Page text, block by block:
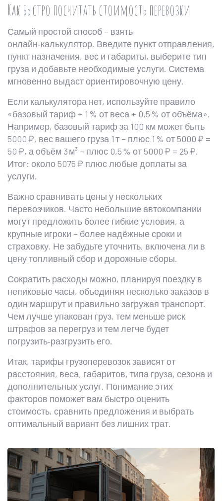
Как быстро посчитать стоимость перевозки
Самый простой способ – взять
онлайн‑калькулятор. Введите пункт отправления,
пункт назначения, вес и габариты, выберите тип
груза и добавьте необходимые услуги. Система
мгновенно выдаст ориентировочную цену.
Если калькулятора нет, используйте правило
«базовый тариф + 1 % от веса + 0,5 % от объёма».
Например, базовый тариф за 100 км может быть
5000 ₽, вес вашего груза 1 т – плюс 1 % от 5000 ₽ =
50 ₽, а объём 3 м³ – плюс 0,5 % от 5000 ₽ = 25 ₽.
Итог: около 5075 ₽ плюс любые доплаты за
услуги.
Важно сравнивать цены у нескольких
перевозчиков. Часто небольшие автокомпании
могут предложить более гибкие условия, а
крупные игроки – более надёжные сроки и
страховку. Не забудьте уточнить, включена ли в
цену топливный сбор и дорожные сборы.
Сократить расходы можно, планируя поездку в
непиковые часы, объединяя несколько заказов в
один маршрут и правильно загружая транспорт.
Чем лучше упакован груз, тем меньше риск
штрафов за перегруз и тем легче будет
погрузить‑разгрузить его.
Итак, тарифы грузоперевозок зависят от
расстояния, веса, габаритов, типа груза, сезона и
дополнительных услуг. Понимание этих
факторов поможет вам быстро оценить
стоимость, сравнить предложения и выбрать
оптимальный вариант без лишних трат.